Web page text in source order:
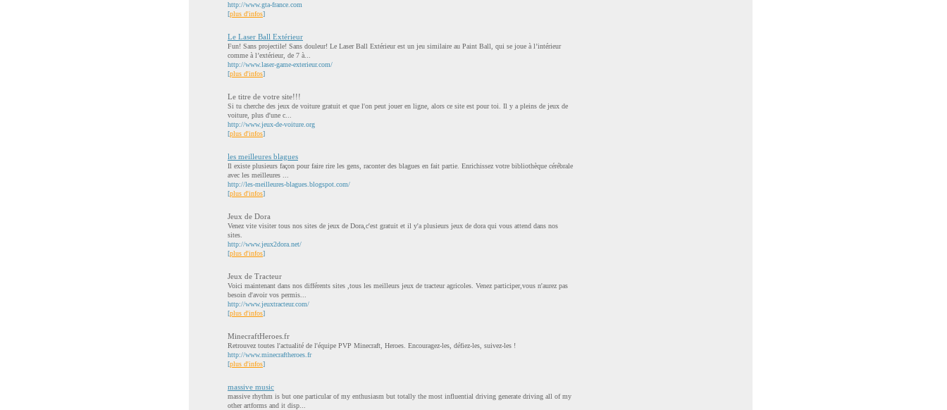
http://www.gta-france.com
[plus d'infos]
Le Laser Ball Extérieur
Fun! Sans projectile! Sans douleur! Le Laser Ball Extérieur est un jeu similaire au Paint Ball, qui se joue à l’intérieur
comme à l’extérieur, de 7 à...
http://www.laser-game-exterieur.com/
[plus d'infos]
Le titre de votre site!!!
Si tu cherche des jeux de voiture gratuit et que l'on peut jouer en ligne, alors ce site est pour toi. Il y a pleins de jeux de
voiture, plus d'une c...
http://www.jeux-de-voiture.org
[plus d'infos]
les meilleures blagues
Il existe plusieurs façon pour faire rire les gens, raconter des blagues en fait partie. Enrichissez votre bibliothèque cérébrale
avec les meilleures ...
http://les-meilleures-blagues.blogspot.com/
[plus d'infos]
Jeux de Dora
Venez vite visiter tous nos sites de jeux de Dora,c'est gratuit et il y'a plusieurs jeux de dora qui vous attend dans nos
sites.
http://www.jeux2dora.net/
[plus d'infos]
Jeux de Tracteur
Voici maintenant dans nos différents sites ,tous les meilleurs jeux de tracteur agricoles. Venez participer,vous n'aurez pas
besoin d'avoir vos permis...
http://www.jeuxtracteur.com/
[plus d'infos]
MinecraftHeroes.fr
Retrouvez toutes l'actualité de l'équipe PVP Minecraft, Heroes. Encouragez-les, défiez-les, suivez-les !
http://www.minecraftheroes.fr
[plus d'infos]
massive music
massive rhythm is but one particular of my enthusiasm but totally the most influential driving generate driving all of my
other artforms and it disp...